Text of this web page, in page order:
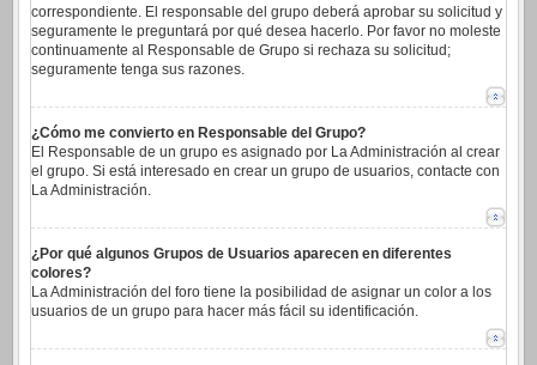
correspondiente. El responsable del grupo deberá aprobar su solicitud y
seguramente le preguntará por qué desea hacerlo. Por favor no moleste
continuamente al Responsable de Grupo si rechaza su solicitud;
seguramente tenga sus razones.
¿Cómo me convierto en Responsable del Grupo?
El Responsable de un grupo es asignado por La Administración al crear
el grupo. Si está interesado en crear un grupo de usuarios, contacte con
La Administración.
¿Por qué algunos Grupos de Usuarios aparecen en diferentes
colores?
La Administración del foro tiene la posibilidad de asignar un color a los
usuarios de un grupo para hacer más fácil su identificación.